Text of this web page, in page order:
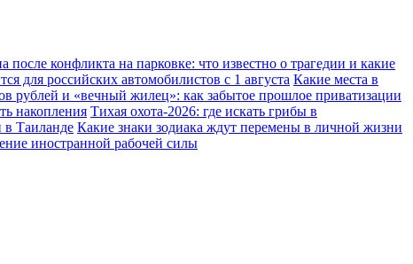
конфликта на парковке: что известно о трагедии и какие
для российских автомобилистов с 1 августа Какие места в
рублей и «вечный жилец»: как забытое прошлое приватизации
накопления Тихая охота-2026: где искать грибы в
в Таиланде Какие знаки зодиака ждут перемены в личной жизни
иностранной рабочей силы